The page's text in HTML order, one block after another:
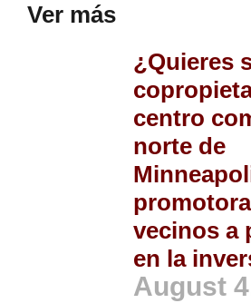
Ver más
¿Quieres
centro
norte de
vecinos a
en la
August